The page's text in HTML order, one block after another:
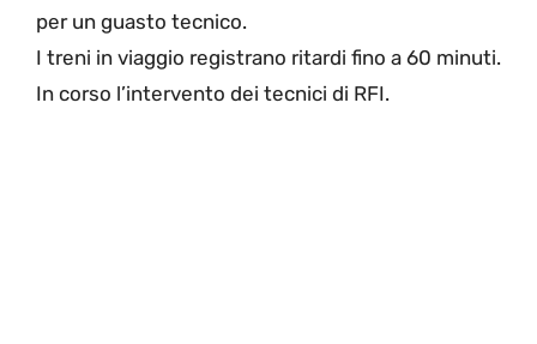
per un guasto tecnico.
I treni in viaggio registrano ritardi fino a 60 minuti.
In corso l’intervento dei tecnici di RFI.